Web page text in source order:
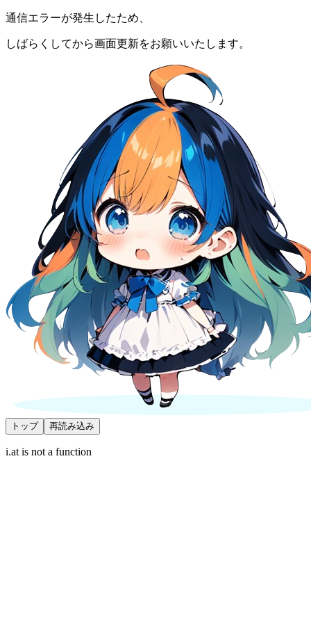
通信エラーが発生したため、
しばらくしてから画面更新をお願いいたします。
トップ 再読み込み
i.at is not a function